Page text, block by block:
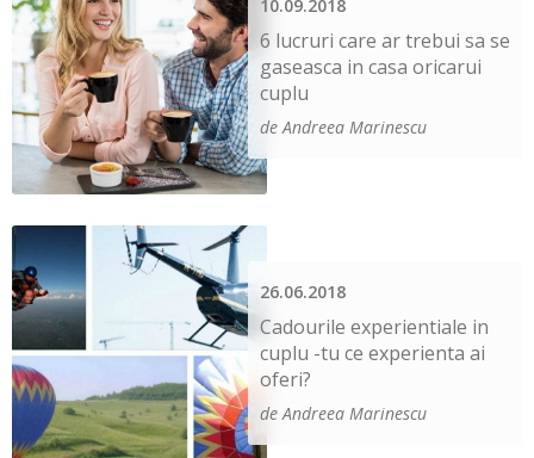
10.09.2018
6 lucruri care ar trebui sa se
gaseasca in casa oricarui
cuplu
de Andreea Marinescu
26.06.2018
Cadourile experientiale in
cuplu -tu ce experienta ai
oferi?
de Andreea Marinescu